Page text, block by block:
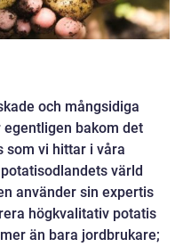
och mångsidiga
bakom det
som vi hittar i våra
värld
använder sin expertis
högkvalitativ potatis
än bara jordbrukare;